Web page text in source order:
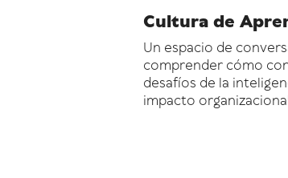
Cultura de
Un espacio de
comprender cómo
desafíos de la
impacto